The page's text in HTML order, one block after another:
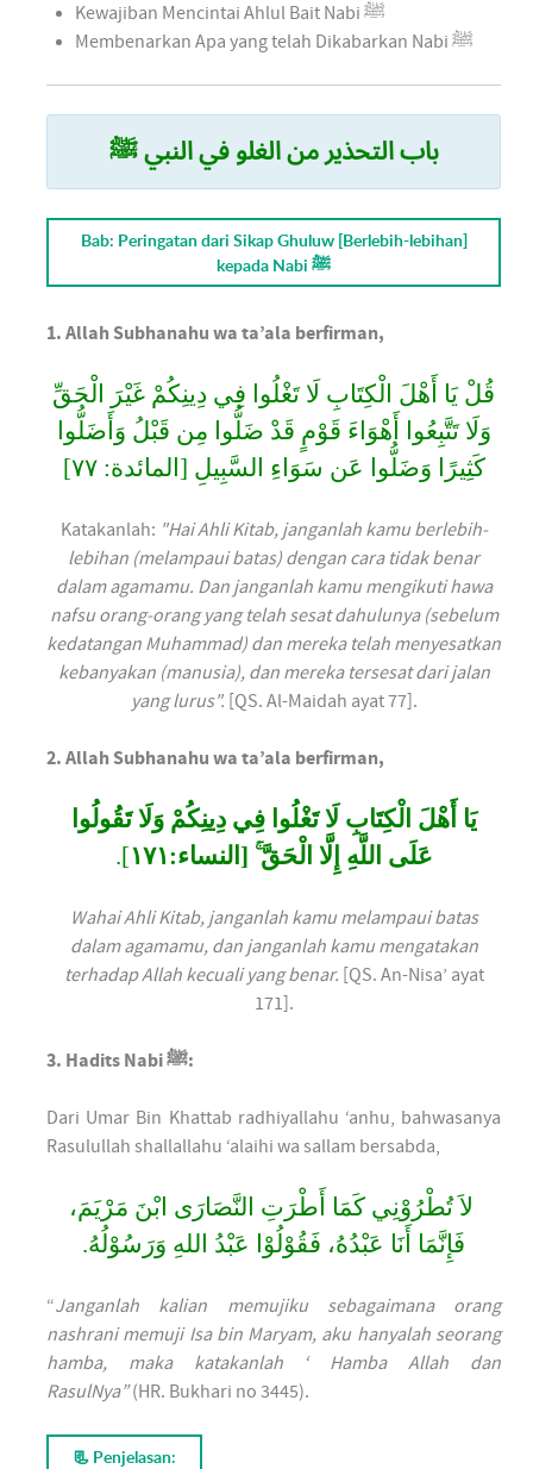
Kewajiban Mencintai Ahlul Bait Nabi ﷺ
Membenarkan Apa yang telah Dikabarkan Nabi ﷺ
باب التحذير من الغلو في النبي ﷺ
Bab: Peringatan dari Sikap Ghuluw [Berlebih-lebihan]
kepada Nabi ﷺ
1. Allah Subhanahu wa ta’ala berfirman,
قُلْ يَا أَهْلَ الْكِتَابِ لَا تَغْلُوا فِي دِينِكُمْ غَيْرَ الْحَقِّ
وَلَا تَتَّبِعُوا أَهْوَاءَ قَوْمٍ قَدْ ضَلُّوا مِن قَبْلُ وَأَضَلُّوا
كَثِيرًا وَضَلُّوا عَن سَوَاءِ السَّبِيلِ [المائدة: ٧٧]
Katakanlah: "Hai Ahli Kitab, janganlah kamu berlebih-
lebihan (melampaui batas) dengan cara tidak benar
dalam agamamu. Dan janganlah kamu mengikuti hawa
nafsu orang-orang yang telah sesat dahulunya (sebelum
kedatangan Muhammad) dan mereka telah menyesatkan
kebanyakan (manusia), dan mereka tersesat dari jalan
yang lurus". [QS. Al-Maidah ayat 77].
2. Allah Subhanahu wa ta’ala berfirman,
يَا أَهْلَ الْكِتَابِ لَا تَغْلُوا فِي دِينِكُمْ وَلَا تَقُولُوا
عَلَى اللَّهِ إِلَّا الْحَقَّ ۚ [النساء:١٧١
].
Wahai Ahli Kitab, janganlah kamu melampaui batas
dalam agamamu, dan janganlah kamu mengatakan
terhadap Allah kecuali yang benar. [QS. An-Nisa’ ayat
171].
3. Hadits Nabi ﷺ:
Dari Umar Bin Khattab radhiyallahu ‘anhu, bahwasanya
Rasulullah shallallahu ‘alaihi wa sallam bersabda,
لاَ تُطْرُوْنِي كَمَا أَطْرَتِ النَّصَارَى ابْنَ مَرْيَمَ،
فَإِنَّمَا أَنَا عَبْدُهُ، فَقُوْلُوْا عَبْدُ اللهِ وَرَسُوْلُهُ.
“Janganlah kalian memujiku sebagaimana orang
nashrani memuji Isa bin Maryam, aku hanyalah seorang
hamba, maka katakanlah ‘ Hamba Allah dan
RasulNya”(HR. Bukhari no 3445).
📃 Penjelasan: